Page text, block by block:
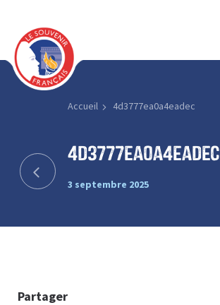
Accueil 4d3777ea0a4eadec
4d3777ea0a4eadec
3 septembre 2025
Partager